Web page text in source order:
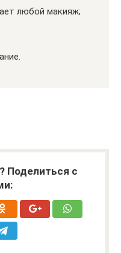
любой макияж;
Поделиться с